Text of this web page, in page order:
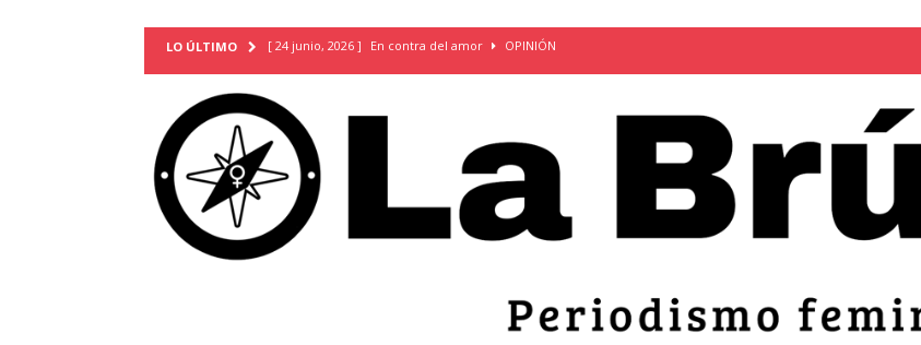
LO ÚLTIMO [ 24 junio, 2026 ] En contra del amor OPINIÓN
TERRITORIO
[ 21 febrero, 2026 ] Cuando la prevención de embarazos en niñas y adolescentes desaparece del territorio
INVESTIGACIONES
[ 31 julio, 2026 ] Estudiantes conmemoran el 51 aniversario de la masacre de 1975 y denuncian el
Piden mantener la libertad provisional de Sandra Leticia Hernández: víctima del régimen de